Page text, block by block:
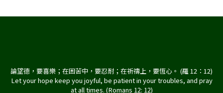
論望德，要喜樂；在困苦中，要忍耐；在祈禱上，要恆心。 (羅 12：12)
Let your hope keep you joyful, be patient in your troubles, and pray
at all times. (Romans 12: 12)